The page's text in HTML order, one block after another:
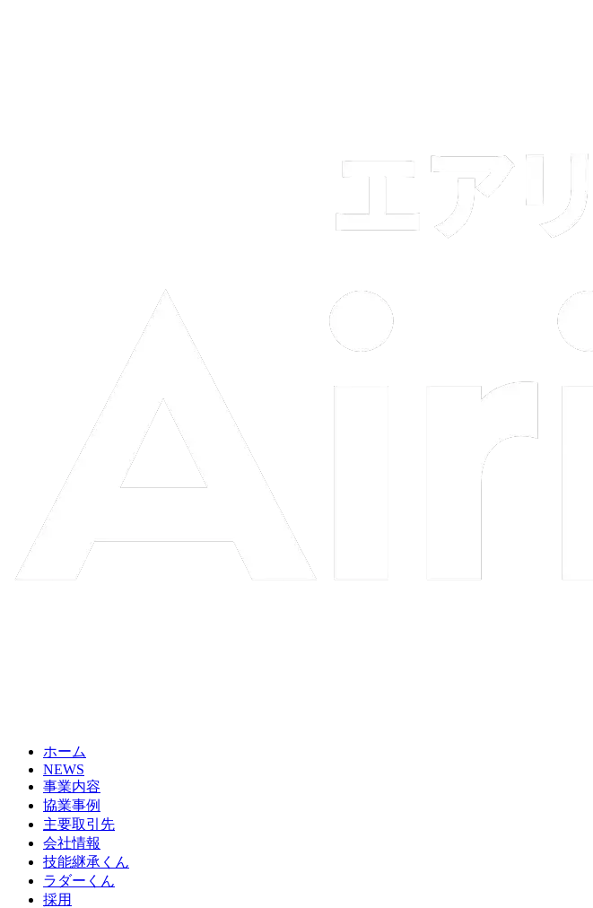
ホーム
NEWS
事業内容
協業事例
主要取引先
会社情報
技能継承くん
ラダーくん
採用